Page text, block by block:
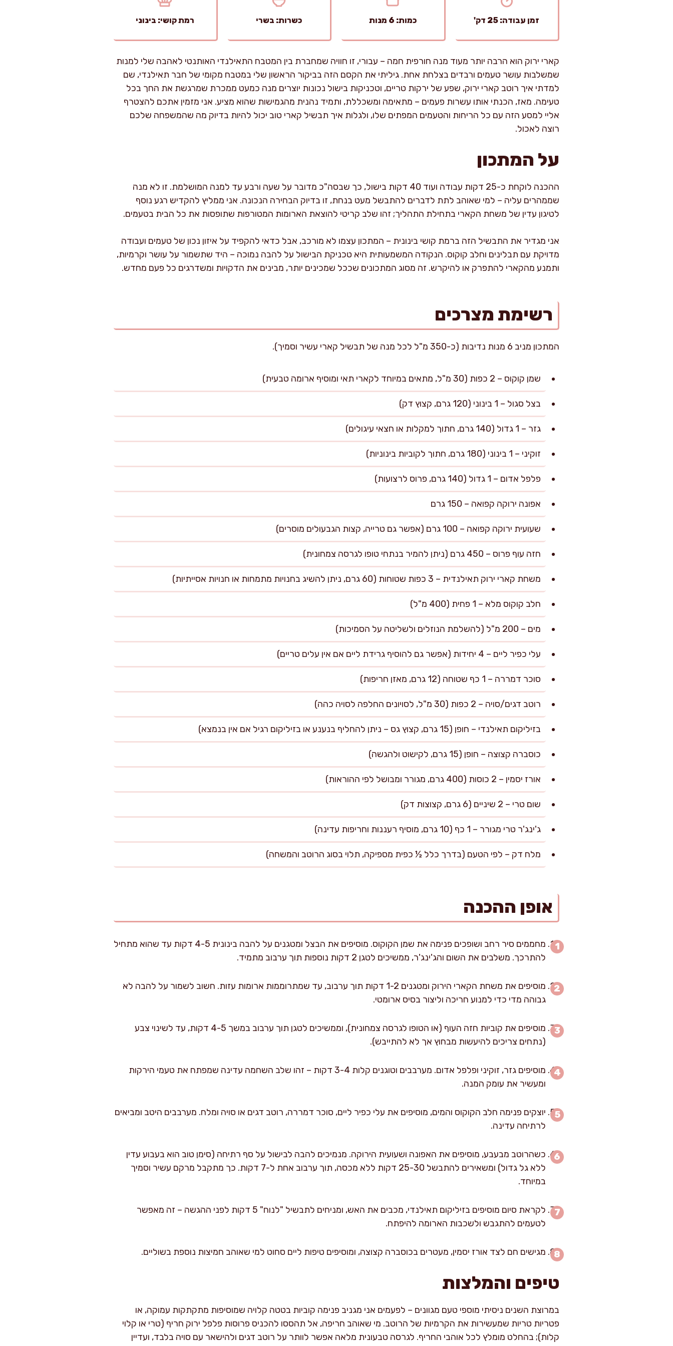
זמן עבודה: 25 דק' כמות: 6 מנות כשרות: בשרי רמת קושי: בינוני
קארי ירוק הוא הרבה יותר מעוד מנה חורפית חמה – עבורי, זו חוויה שמחברת בין המטבח התאילנדי האותנטי לאהבה שלי למנות
שמשלבות עושר טעמים ורבדים בצלחת אחת. גיליתי את הקסם הזה בביקור הראשון שלי במטבח מקומי של חבר תאילנדי, שם
למדתי איך רוטב קארי ירוק, שפע של ירקות טריים, וטכניקות בישול נכונות יוצרים מנה כמעט ממכרת שמרגשת את החך בכל
טעימה. מאז, הכנתי אותו עשרות פעמים – מתאימה ומשכללת, ותמיד נהנית מהגמישות שהוא מציע. אני מזמין אתכם להצטרף
אליי למסע הזה עם כל הריחות והטעמים המפתים שלו, ולגלות איך תבשיל קארי טוב יכול להיות בדיוק מה שהמשפחה שלכם
רוצה לאכול.
על המתכון
ההכנה לוקחת כ-25 דקות עבודה ועוד 40 דקות בישול, כך שבסה"כ מדובר על שעה ורבע עד למנה המושלמת. זו לא מנה
שממהרים עליה – למי שאוהב לתת לדברים להתבשל מעט בנחת, זו בדיוק הבחירה הנכונה. אני ממליץ להקדיש רגע נוסף
לטיגון עדין של משחת הקארי בתחילת התהליך; זהו שלב קריטי להוצאת הארומות המטורפות שתופסות את כל הבית בטעמים.
אני מגדיר את התבשיל הזה ברמת קושי בינונית – המתכון עצמו לא מורכב, אבל כדאי להקפיד על איזון נכון של טעמים ועבודה
מדויקת עם תבלינים וחלב קוקוס. הנקודה המשמעותית היא טכניקת הבישול על להבה נמוכה – היד שתשמור על עושר וקרמיות,
ותמנע מהקארי להתפרק או להיקרש. זה מסוג המתכונים שככל שמכינים יותר, מבינים את הדקויות ומשדרגים כל פעם מחדש.
רשימת מצרכים
המתכון מניב 6 מנות נדיבות (כ-350 מ"ל לכל מנה של תבשיל קארי עשיר וסמיך).
שמן קוקוס – 2 כפות (30 מ"ל, מתאים במיוחד לקארי תאי ומוסיף ארומה טבעית)
בצל סגול – 1 בינוני (120 גרם, קצוץ דק)
גזר – 1 גדול (140 גרם, חתוך למקלות או חצאי עיגולים)
זוקיני – 1 בינוני (180 גרם, חתוך לקוביות בינוניות)
פלפל אדום – 1 גדול (140 גרם, פרוס לרצועות)
אפונה ירוקה קפואה – 150 גרם
שעועית ירוקה קפואה – 100 גרם (אפשר גם טרייה, קצות הגבעולים מוסרים)
חזה עוף פרוס – 450 גרם (ניתן להמיר בנתחי טופו לגרסה צמחונית)
משחת קארי ירוק תאילנדית – 3 כפות שטוחות (60 גרם, ניתן להשיג בחנויות מתמחות או חנויות אסייתיות)
חלב קוקוס מלא – 1 פחית (400 מ"ל)
מים – 200 מ"ל (להשלמת הנוזלים ולשליטה על הסמיכות)
עלי כפיר ליים – 4 יחידות (אפשר גם להוסיף גרידת ליים אם אין עלים טריים)
סוכר דמררה – 1 כף שטוחה (12 גרם, מאזן חריפות)
רוטב דגים/סויה – 2 כפות (30 מ"ל, לסויונים החלפה לסויה כהה)
בזיליקום תאילנדי – חופן (15 גרם, קצוץ גס – ניתן להחליף בנענע או בזיליקום רגיל אם אין בנמצא)
כוסברה קצוצה – חופן (15 גרם, לקישוט ולהגשה)
אורז יסמין – 2 כוסות (400 גרם, מגורר ומבושל לפי ההוראות)
שום טרי – 2 שיניים (6 גרם, קצוצות דק)
ג'ינג'ר טרי מגורר – 1 כף (10 גרם, מוסיף רעננות וחריפות עדינה)
מלח דק – לפי הטעם (בדרך כלל ½ כפית מספיקה, תלוי בסוג הרוטב והמשחה)
אופן ההכנה
מחממים סיר רחב ושופכים פנימה את שמן הקוקוס. מוסיפים את הבצל ומטגנים על להבה בינונית 4-5 דקות עד שהוא מתחיל
להתרכך. משלבים את השום והג'ינג'ר, ממשיכים לטגן 2 דקות נוספות תוך ערבוב מתמיד.
מוסיפים את משחת הקארי הירוק ומטגנים 1-2 דקות תוך ערבוב, עד שמתרוממות ארומות עזות. חשוב לשמור על להבה לא
גבוהה מדי כדי למנוע חריכה וליצור בסיס ארומטי.
מוסיפים את קוביות חזה העוף (או הטופו לגרסה צמחונית), וממשיכים לטגן תוך ערבוב במשך 4-5 דקות, עד לשינוי צבע
(נתחים צריכים להיעשות מבחוץ אך לא להתייבש).
מוסיפים גזר, זוקיני ופלפל אדום. מערבבים וטוגנים קלות 3-4 דקות – זהו שלב השחמה עדינה שמפתח את טעמי הירקות
ומעשיר את עומק המנה.
יוצקים פנימה חלב הקוקוס והמים, מוסיפים את עלי כפיר ליים, סוכר דמררה, רוטב דגים או סויה ומלח. מערבבים היטב ומביאים
לרתיחה עדינה.
כשהרוטב מבעבע, מוסיפים את האפונה ושעועית הירוקה. מנמיכים להבה לבישול על סף רתיחה (סימן טוב הוא בעבוע עדין
ללא גל גדול) ומשאירים להתבשל 25-30 דקות ללא מכסה, תוך ערבוב אחת ל-7 דקות. כך מתקבל מרקם עשיר וסמיך
במיוחד.
לקראת סיום מוסיפים בזיליקום תאילנדי, מכבים את האש, ומניחים לתבשיל "לנוח" 5 דקות לפני ההגשה – זה מאפשר
לטעמים להתגבש ולשכבות הארומה להיפתח.
מגישים חם לצד אורז יסמין, מעטרים בכוסברה קצוצה, ומוסיפים טיפות ליים סחוט למי שאוהב חמיצות נוספת בשוליים.
טיפים והמלצות
במרוצת השנים ניסיתי מוספי טעם מגוונים – לפעמים אני מגניב פנימה קוביות בטטה קלויה שמוסיפות מתקתקות עמוקה, או
פטריות טריות שמעשירות את הקרמיות של הרוטב. מי שאוהב חריפה, אל תהססו להכניס פרוסות פלפל ירוק חריף (טרי או קלוי
קלות); בהחלט מומלץ לכל אוהבי החריף. לגרסה טבעונית מלאה אפשר לוותר על רוטב דגים ולהישאר עם סויה בלבד, ועדיין